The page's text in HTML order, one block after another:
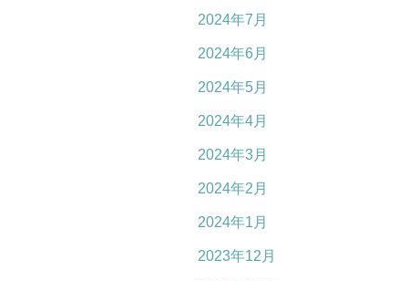
2024年7月
2024年6月
2024年5月
2024年4月
2024年3月
2024年2月
2024年1月
2023年12月